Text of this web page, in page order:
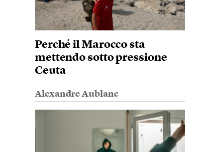
Perché il Marocco sta
mettendo sotto pressione
Ceuta
Alexandre Aublanc